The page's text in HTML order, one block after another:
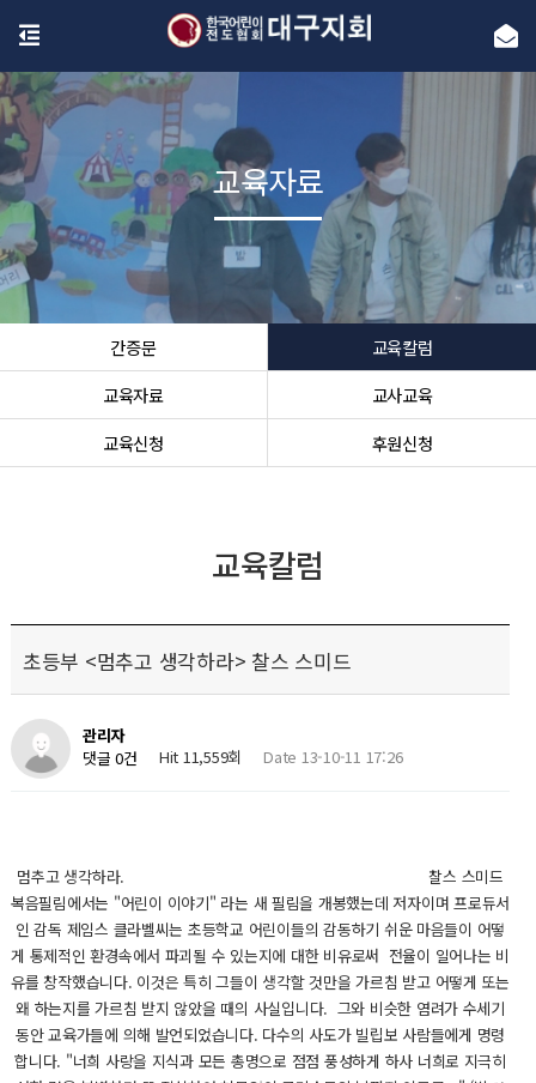
간증문
교육칼럼
교육자료
교사교육
교육신청
후원신청
교육자료
교육칼럼
초등부 <멈추고 생각하라> 찰스 스미드
관리자
댓글 0건
Hit 11,559회 Date 13-10-11 17:26
멈추고 생각하라. 찰스 스미드
복음필림에서는 "어린이 이야기" 라는 새 필림을 개봉했는데 저자이며 프로듀서
인 감독 제임스 클라벨씨는 초등학교 어린이들의 감동하기 쉬운 마음들이 어떻
게 통제적인 환경속에서 파괴될 수 있는지에 대한 비유로써 전율이 일어나는 비
유를 창작했습니다. 이것은 특히 그들이 생각할 것만을 가르침 받고 어떻게 또는
왜 하는지를 가르침 받지 않았을 때의 사실입니다. 그와 비슷한 염려가 수세기
동안 교육가들에 의해 발언되었습니다. 다수의 사도가 빌립보 사람들에게 명령
합니다. "너희 사랑을 지식과 모든 총명으로 점점 풍성하게 하사 너희로 지극히